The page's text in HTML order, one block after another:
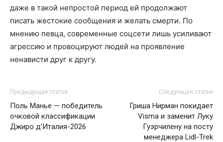
даже в такой непростой период ей продолжают
писать жестокие сообщения и желать смерти. По
мнению певца, современные соцсети лишь усиливают
агрессию и провоцируют людей на проявление
ненависти друг к другу.
Предыдущая статья
Поль Манье — победитель
очковой классификации
Джиро д’Италия-2026
Следующая статья
Гриша Нирман покидает
Visma и заменит Луку
Гуэрчилену на посту
менеджера Lidl-Trek